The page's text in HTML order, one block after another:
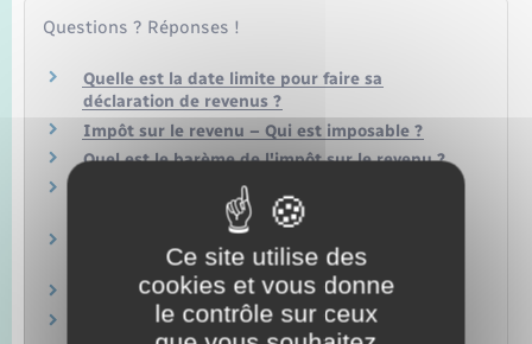
Questions ? Réponses !
Quelle est la date limite pour faire sa
déclaration de revenus ?
Impôt sur le revenu – Qui est imposable ?
Quel est le barème de l'impôt sur le revenu ?
Impôt sur le revenu – Quelle déclaration pour
un couple en concubinage ?
changement d'adresse ?
Comment déterminer son domicile fiscal ?
Qui doit payer la contribution exceptionnelle
Ce site utilise des
cookies et vous donne
le contrôle sur ceux